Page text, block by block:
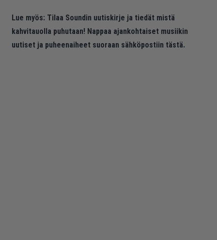
Lue myös: Tilaa Soundin uutiskirje ja tiedät mistä
kahvitauolla puhutaan! Nappaa ajankohtaiset musiikin
uutiset ja puheenaiheet suoraan sähköpostiin tästä.